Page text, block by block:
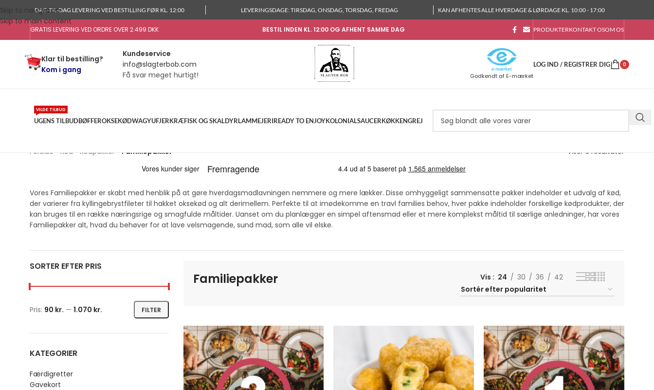
Skip to navigation
Skip to main content
DAG-TIL-DAG LEVERING VED BESTILLING FØR KL. 12:00 LEVERINGSDAGE: TIRSDAG, ONSDAG, TORSDAG, FREDAG KAN AFHENTES ALLE HVERDAGE & LØRDAGE KL. 10:00 - 17:00
GRATIS LEVERING VED ORDRE OVER 2.499 DKK BESTIL INDEN KL. 12:00 OG AFHENT SAMME DAG PRODUKTERKONTAKT OSOM OS
Klar til bestilling?
Kom i gang
Kundeservice
info@slagterbob.com
Få svar meget hurtigt!
Godkendt af E-mærket
LOG IND / REGISTRER DIG 0
UGENS TILBUD
VILDE TILBUD
BØFFEROKSEKØDWAGYUFJERKRÆFISK OG SKALDYRLAMMEJERIREADY TO ENJOYKOLONIALSAUCERKØKKENGREJ
Forside Kød Kødpakker Familiepakker Viser 5 resultater
Vores Familiepakker er skabt med henblik på at gøre hverdagsmadlavningen nemmere og mere lækker. Disse omhyggeligt sammensatte pakker indeholder et udvalg af kød,
der varierer fra kyllingebrystfileter til hakket oksekød og alt derimellem. Perfekte til at imødekomme en travl families behov, hver pakke indeholder forskellige kødprodukter, der
kan bruges til en række næringsrige og smagfulde måltider. Uanset om du planlægger en simpel aftensmad eller et mere komplekst måltid til særlige anledninger, har vores
Familiepakker alt, hvad du behøver for at lave velsmagende, sund mad, som alle vil elske.
SORTER EFTER PRIS
FILTER
Pris: 90 kr. — 1.070 kr.
KATEGORIER
Færdigretter
Gavekort
Familiepakker Vis 24 30 36 42